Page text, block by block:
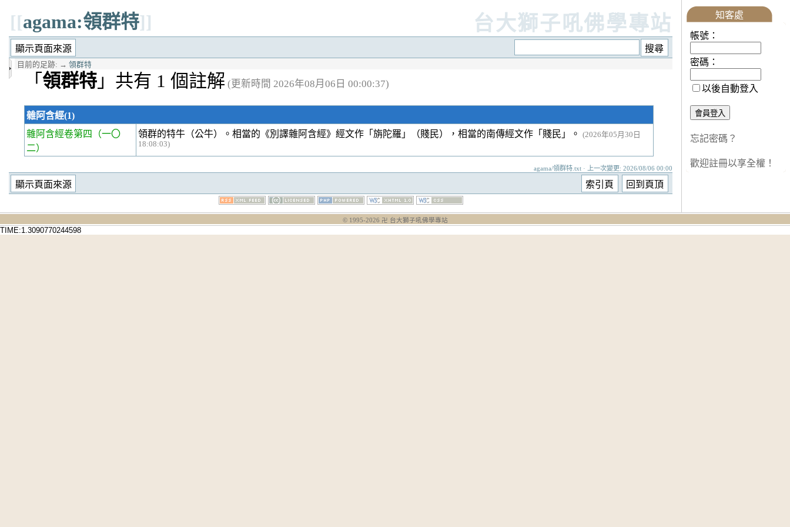
[[agama:領群特]] 台大獅子吼佛學專站
目前的足跡: → 領群特
「 領群特 」共有 1 個註解 (更新時間 2026年08月06日 00:00:37)
雜阿含經(1)
雜阿含經卷第四
（一〇
二）
領群的特牛（公牛）。相當的《別譯雜阿含經》經文作「旃陀羅」（賤民），相當的南傳經文作「賤民」。
(2026年05月30日
18:08:03)
agama/領群特.txt · 上一次變更: 2026/08/06 00:00
知客處
帳號：
密碼：
以後自動登入
忘記密碼？
歡迎註冊以享全權！
© 1995-2026 卍 台大獅子吼佛學專站
TIME:1.3090770244598